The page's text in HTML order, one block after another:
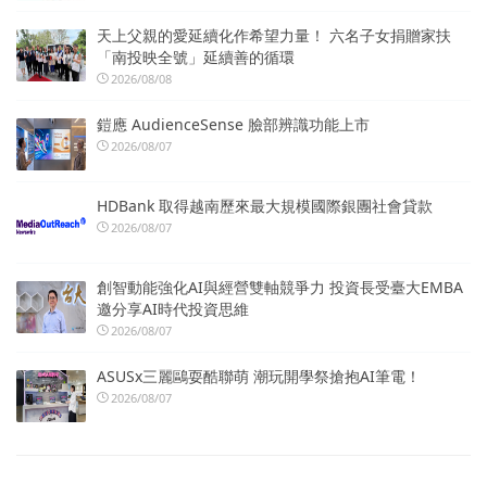
天上父親的愛延續化作希望力量！ 六名子女捐贈家扶
「南投映全號」延續善的循環
2026/08/08
鎧應 AudienceSense 臉部辨識功能上市
2026/08/07
HDBank 取得越南歷來最大規模國際銀團社會貸款
2026/08/07
創智動能強化AI與經營雙軸競爭力 投資長受臺大EMBA
邀分享AI時代投資思維
2026/08/07
ASUSx三麗鷗耍酷聯萌 潮玩開學祭搶抱AI筆電！
2026/08/07